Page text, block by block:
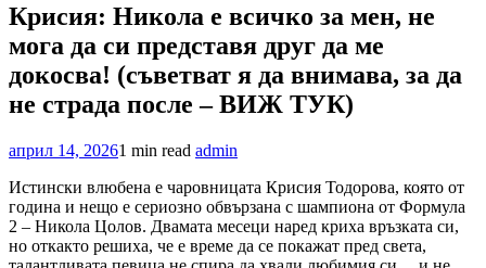
Крисия: Никола е всичко за мен, не
мога да си представя друг да ме
докосва! (съветват я да внимава, за да
не страда после – ВИЖ ТУК)
април 14, 20261 min read admin
Истински влюбена е чаровницата Крисия Тодорова, която от
година и нещо е сериозно обвързана с шампиона от Формула
2 – Никола Цолов. Двамата месеци наред криха връзката си,
но откакто решиха, че е време да се покажат пред света,